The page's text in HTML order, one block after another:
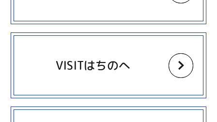
VISITはちのへ
more
more